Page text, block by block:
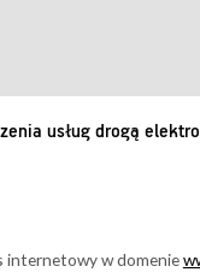
usług drogą
internetowy w domenie